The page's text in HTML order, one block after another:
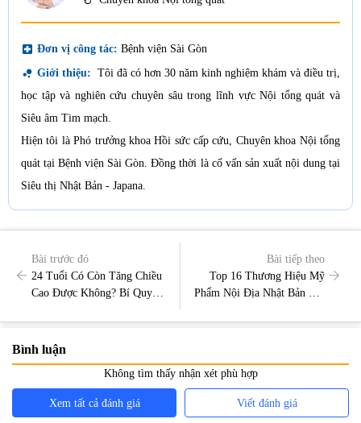
local_hospital Đơn vị công tác: Bệnh viện Sài Gòn
bubble_chart Giới thiệu: Tôi đã có hơn 30 năm kinh nghiệm khám và điều trị,
học tập và nghiên cứu chuyên sâu trong lĩnh vực Nội tổng quát và
Siêu âm Tim mạch.
Hiện tôi là Phó trưởng khoa Hồi sức cấp cứu, Chuyên khoa Nội tổng
quát tại Bệnh viện Sài Gòn. Đồng thời là cố vấn sản xuất nội dung tại
Siêu thị Nhật Bản - Japana.
Bài trước đó
24 Tuổi Có Còn Tăng Chiều
Cao Được Không? Bí Quyết
Chiều Cao
Bài tiếp theo
Top 16 Thương Hiệu Mỹ
Phẩm Nội Địa Nhật Bản Tốt
Bình luận
Không tìm thấy nhận xét phù hợp
Xem tất cả đánh giá Viết đánh giá